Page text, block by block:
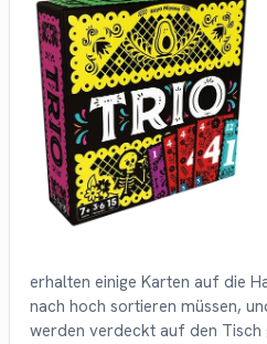
erhalten einige Karten auf die
nach hoch sortieren müssen,
werden verdeckt auf den Tisch